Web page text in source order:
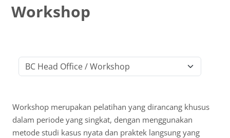
Workshop
Course categories
Workshop merupakan pelatihan yang dirancang khusus
dalam periode yang singkat, dengan menggunakan
metode studi kasus nyata dan praktek langsung yang